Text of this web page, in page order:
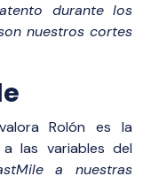
durante los
nuestros cortes
Rolón es la
las variables del
a nuestras